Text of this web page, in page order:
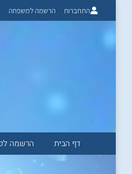
התחברות הרשמה למשפחה
דף הבית הרשמה